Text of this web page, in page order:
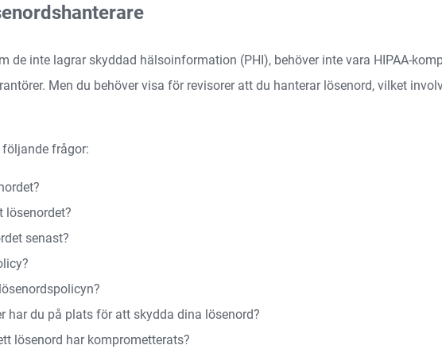
de inte lagrar skyddad hälsoinformation (PHI), behöver inte vara HIPAA-
Men du behöver visa för revisorer att du hanterar lösenord, vilket
frågor:
lösenordet?
senast?
har du på plats för att skydda dina lösenord?
lösenord har komprometterats?